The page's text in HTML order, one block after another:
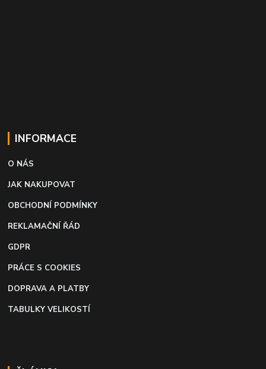
INFORMACE
O NÁS
JAK NAKUPOVAT
OBCHODNÍ PODMÍNKY
REKLAMAČNÍ ŘÁD
GDPR
PRÁCE S COOKIES
DOPRAVA A PLATBY
TABULKY VELIKOSTÍ